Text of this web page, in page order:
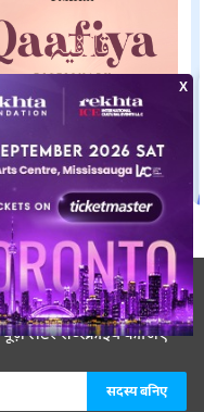
कीजिए
लेटर सब्स्क्राइब कीजिए